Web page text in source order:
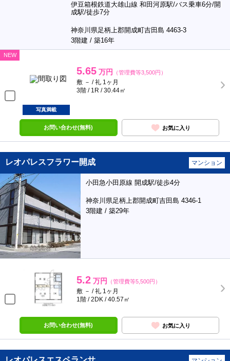
伊豆箱根鉄道大雄山線 和田河原駅/バス乗車6分/開
成駅/徒歩7分
神奈川県足柄上郡開成町吉田島 4463-3
3階建 / 築16年
NEW
5.65 万円 （管理費等3,500円）
敷 － / 礼 1ヶ月
3階 / 1R / 30.44㎡
写真満載
お問い合わせ(無料) お気に入り
レオパレスフラワー開成 マンション
小田急小田原線 開成駅/徒歩4分
神奈川県足柄上郡開成町吉田島 4346-1
3階建 / 築29年
5.2 万円 （管理費等5,500円）
敷 － / 礼 1ヶ月
1階 / 2DK / 40.57㎡
お問い合わせ(無料) お気に入り